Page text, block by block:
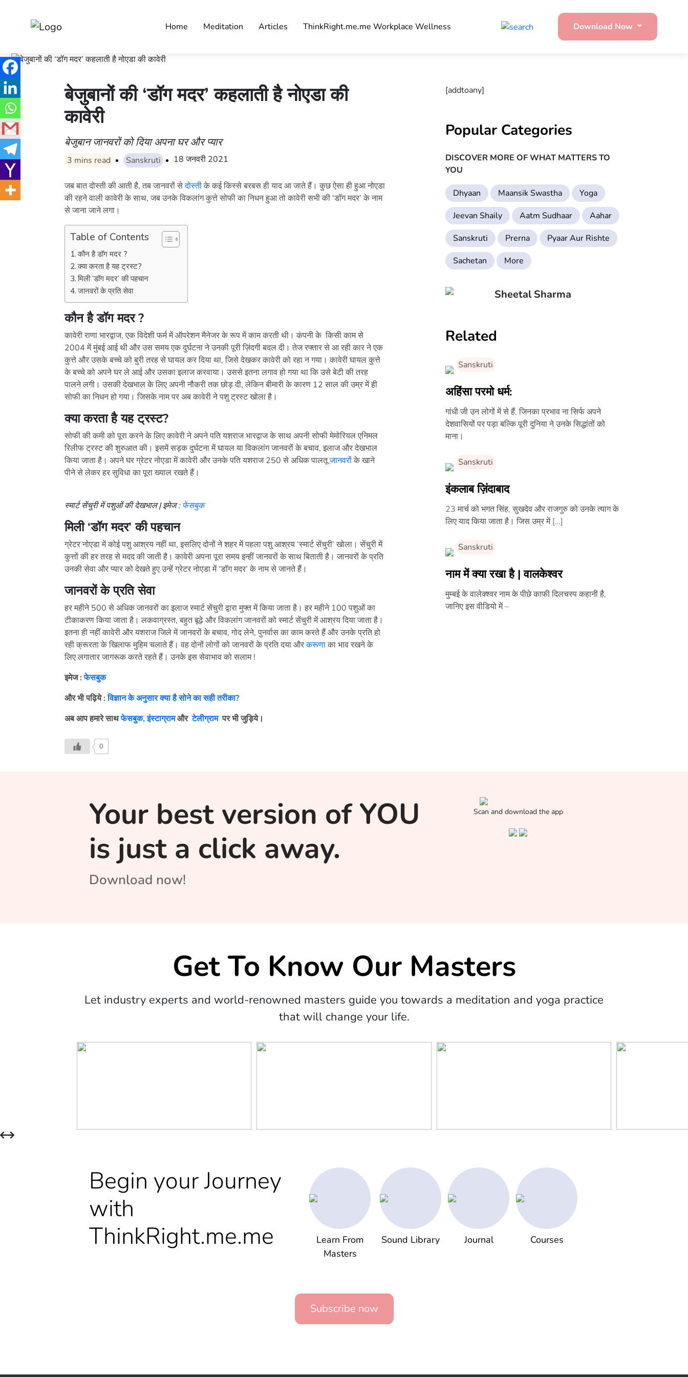
Home Meditation Articles ThinkRight.me.me Workplace Wellness Download Now
बेजुबानों की ‘डॉग मदर’ कहलाती है नोएडा की
कावेरी
बेजुबान जानवरों को दिया अपना घर और प्यार
3 mins read Sanskruti 18 जनवरी 2021
जब बात दोस्ती की आती है, तब जानवरों सेदोस्तीके कई किस्से बरबस ही याद आ जाते हैं। कुछ ऐसा ही हुआ नोएडा
की रहने वाली कावेरी के साथ, जब उनके विकलांग कुत्ते सोफी का निधन हुआ तो कावेरी सभी की ‘डॉग मदर’ के नाम
से जाना जाने लगा।
Table of Contents
कौन है डॉग मदर ?
क्या करता है यह ट्रस्ट?
मिली ‘डॉग मदर’ की पहचान
जानवरों के प्रति सेवा
कौन है डॉग मदर?
कावेरी राणा भारद्वाज, एक विदेशी फर्म में ऑपरेशन मैनेजर के रूप में काम करती थी। कंपनी के किसी काम से
2004 में मुंबई आई थी और उस समय एक दुर्घटना ने उनकी पूरी ज़िंदगी बदल दी। तेज रफ्तार से आ रही कार ने एक
कुत्ते और उसके बच्चे को बुरी तरह से घायल कर दिया था, जिसे देखकर कावेरी को रहा न गया। कावेरी घायल कुत्ते
के बच्चे को अपने घर ले आई और उसका इलाज करवाया। उससे इतना लगाव हो गया था कि उसे बेटी की तरह
पालने लगी। उसकी देखभाल के लिए अपनी नौकरी तक छोड़ दी, लेकिन बीमारी के कारण 12 साल की उम्र में ही
सोफी का निधन हो गया। जिसके नाम पर अब कावेरी ने पशु ट्रस्ट खोला है।
क्या करता है यह ट्रस्ट?
सोफी की कमी को पूरा करने के लिए कावेरी ने अपने पति यशराज भारद्वाज के साथ अपनी सोफी मेमोरियल एनिमल
रिलीफ ट्रस्ट की शुरुआत की। इसमें सड़क दुर्घटना में घायल या विकलांग जानवरों के बचाव, इलाज और देखभाल
किया जाता है। अपने घर ग्रेटर नोएडा में कावेरी और उनके पति यशराज 250 से अधिक पालतूजानवरोंके खाने
पीने से लेकर हर सुविधा का पूरा ख्याल रखते हैं।
स्मार्ट सेंचुरी में पशुओं की देखभाल | इमेज : फेसबुक
मिली‘डॉग मदर’ की पहचान
ग्रेटर नोएडा में कोई पशु आश्रय नहीं था, इसलिए दोनों ने शहर में पहला पशु आश्रय ‘स्मार्ट सेंचुरी’ खोला। सेंचुरी में
कुत्तों की हर तरह से मदद की जाती है। कावेरी अपना पूरा समय इन्हीं जानवरों के साथ बिताती है। जानवरों के प्रति
उनकी सेवा और प्यार को देखते हुए उन्हें ग्रेटर नोएडा में ‘डॉग मदर’ के नाम से जानते हैं।
जानवरों के प्रति सेवा
हर महीने 500 से अधिक जानवरों का इलाज स्मार्ट सेंचुरी द्वारा मुफ्त में किया जाता है। हर महीने 100 पशुओं का
टीकाकरण किया जाता है। लकवाग्रस्त, बहुत बूढ़े और विकलांग जानवरों को स्मार्ट सेंचुरी में आश्रय दिया जाता है।
इतना ही नहीं कावेरी और यशराज जिले में जानवरों के बचाव, गोद लेने, पुनर्वास का काम करते हैं और उनके प्रति हो
रही क्रूरता के खिलाफ मुहिम चलाते हैं। वह दोनों लोगों को जानवरों के प्रति दया औरकरूणाका भाव रखने के
लिए लगातार जागरूक करते रहते हैं। उनके इस सेवाभाव को सलाम !
इमेज :फेसबुक
और भी पढ़िये : विज्ञान के अनुसार क्या है सोने का सही तरीका?
अब आप हमारे साथफेसबुक,इंस्टाग्रामऔर टेलीग्राम पर भी जुड़िये।
0
[addtoany]
Popular Categories
DISCOVER MORE OF WHAT MATTERS TO
YOU
Dhyaan Maansik Swastha
Yoga
Jeevan Shaily
Aatm Sudhaar
Aahar
Sanskruti
Prerna
Pyaar Aur Rishte
Sachetan
More
Sheetal Sharma
Related
Sanskruti
अहिंसा परमो धर्म:
गांधी जी उन लोगों में से हैं, जिनका प्रभाव ना सिर्फ अपने
देशवासियों पर पड़ा बल्कि पूरी दुनिया ने उनके सिद्धांतों को
माना।
Sanskruti
इंकलाब ज़िंदाबाद
23 मार्च को भगत सिंह, सुखदेव और राजगुरु को उनके त्याग के
लिए याद किया जाता है। जिस उम्र में […]
Sanskruti
नाम में क्या रखा है | वालकेश्वर
मुम्बई के वालेक्श्वर नाम के पीछे काफी दिलचस्प कहानी है,
जानिए इस वीडियो में –
Your best version of YOU
is just a click away.
Download now!
Scan and download the app
Get To Know Our Masters
Let industry experts and world-renowned masters guide you towards a meditation and yoga practice
that will change your life.
Begin your Journey
with
ThinkRight.me.me
Learn From
Masters
Sound Library Journal Courses
Subscribe now